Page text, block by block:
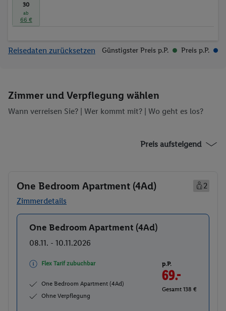
30
ab
66 €
Reisedaten zurücksetzen Günstigster Preis p.P. Preis p.P.
Zimmer und Verpflegung wählen
Wann verreisen Sie? | Wer kommt mit? | Wo geht es los?
Preis aufsteigend
One Bedroom Apartment (4Ad)
2
Zimmerdetails
Buchen
One Bedroom Apartment (4Ad)
08.11. - 10.11.2026
Flex Tarif zubuchbar
One Bedroom Apartment (4Ad)
Ohne Verpflegung
p.P.
69.-
Gesamt 138 €